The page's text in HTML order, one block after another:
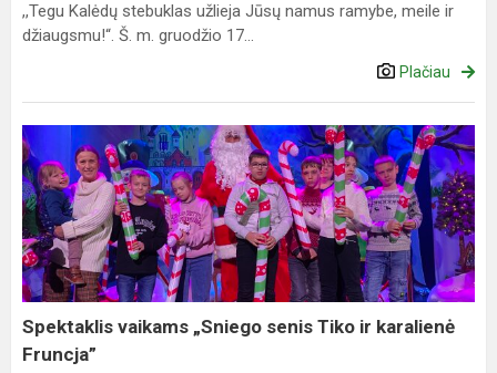
,,Tegu Kalėdų stebuklas užlieja Jūsų namus ramybe, meile ir
džiaugsmu!“. Š. m. gruodžio 17...
Plačiau
Spektaklis
vaikams
„Sniego
senis
Tiko
ir
karalienė
Fruncja”
Spektaklis vaikams „Sniego senis Tiko ir karalienė
Fruncja”